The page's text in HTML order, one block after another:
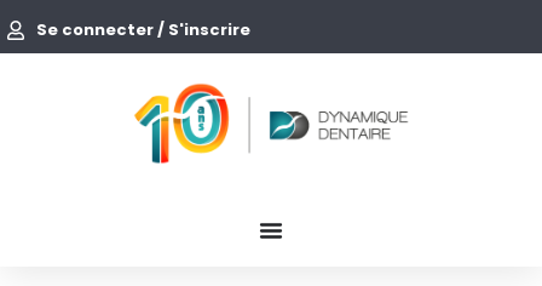
Se connecter / S'inscrire